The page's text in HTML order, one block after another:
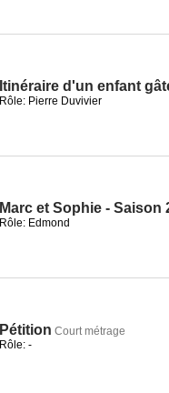
Itinéraire d'un enfant
Rôle: Pierre Duvivier
Marc et Sophie - Saison
Rôle: Edmond
Pétition Court métrage
Rôle: -